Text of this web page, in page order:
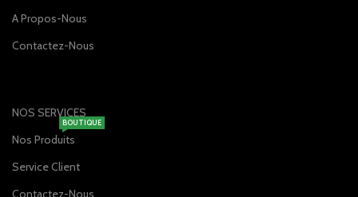
A Propos-Nous
Contactez-Nous
NOS SERVICES
Nos Produits
BOUTIQUE
Service Client
Contactez-Nous